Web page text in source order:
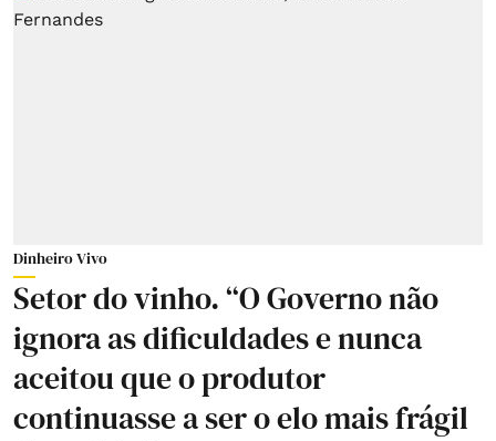
Dinheiro Vivo
Setor do vinho. “O Governo não
ignora as dificuldades e nunca
aceitou que o produtor
continuasse a ser o elo mais frágil